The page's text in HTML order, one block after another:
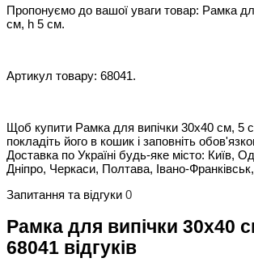
Пропонуємо до вашої уваги товар: Рамка
см, h 5 см.
Артикул товару: 68041.
Щоб купити Рамка для випічки 30х40 см, 5
покладіть його в кошик і заповніть
Доставка по Україні будь-яке місто: Київ,
Дніпро, Черкаси, Полтава, Івано-
Запитання та відгуки 0
Рамка для випічки 30х40
68041 відгуків